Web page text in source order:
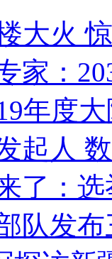
大火
家：
年度
起人
了：
队发